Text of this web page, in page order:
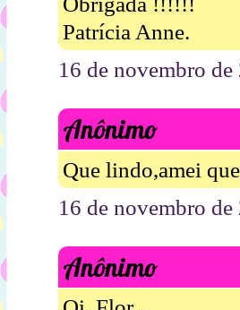
Patrícia Anne.
16 de novembro de
Anônimo
Que lindo,amei
16 de novembro de
Anônimo